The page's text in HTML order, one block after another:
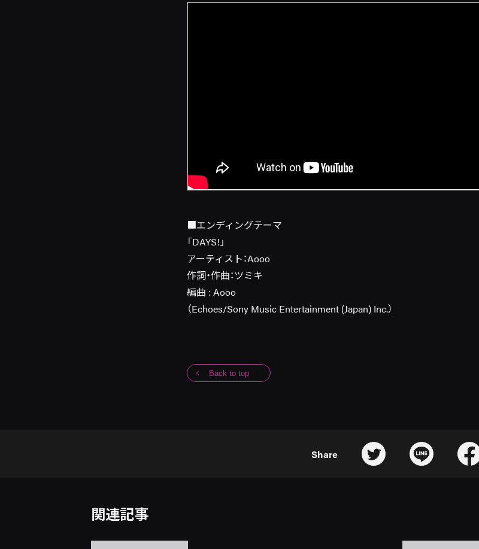
■エンディングテーマ
「DAYS!」
アーティスト：Aooo
作詞・作曲：ツミキ
編曲 : Aooo
（Echoes/Sony Music Entertainment (Japan) Inc.）
Back to top
Share
関連記事